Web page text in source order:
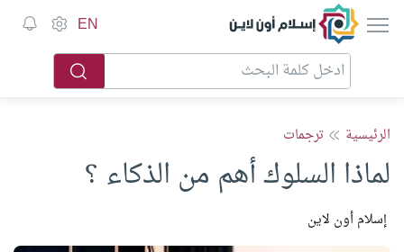
إسلام أون لاين EN
الرئيسية ترجمات
لماذا السلوك أهم من الذكاء ؟
إسلام أون لاين